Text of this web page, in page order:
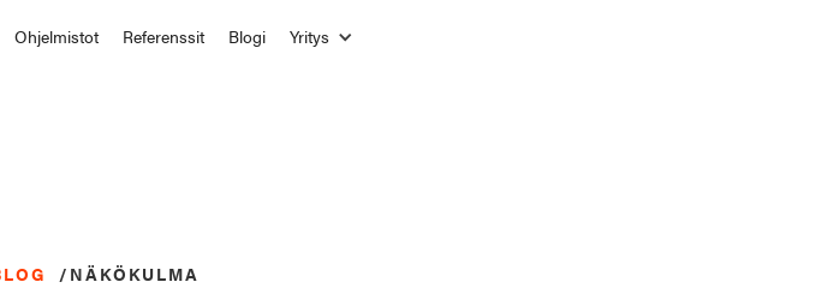
Ohjelmistot Referenssit Blogi Yritys
/ NÄKÖKULMA